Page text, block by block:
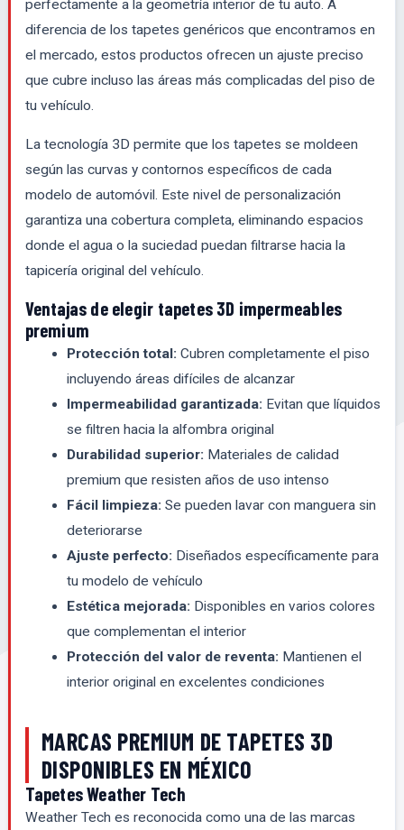
perfectamente a la geometría interior de tu auto. A
diferencia de los tapetes genéricos que encontramos en
el mercado, estos productos ofrecen un ajuste preciso
que cubre incluso las áreas más complicadas del piso de
tu vehículo.
La tecnología 3D permite que los tapetes se moldeen
según las curvas y contornos específicos de cada
modelo de automóvil. Este nivel de personalización
garantiza una cobertura completa, eliminando espacios
donde el agua o la suciedad puedan filtrarse hacia la
tapicería original del vehículo.
Ventajas de elegir tapetes 3D impermeables
premium
Protección total: Cubren completamente el piso
incluyendo áreas difíciles de alcanzar
Impermeabilidad garantizada: Evitan que líquidos
se filtren hacia la alfombra original
Durabilidad superior: Materiales de calidad
premium que resisten años de uso intenso
Fácil limpieza: Se pueden lavar con manguera sin
deteriorarse
Ajuste perfecto: Diseñados específicamente para
tu modelo de vehículo
Estética mejorada: Disponibles en varios colores
que complementan el interior
Protección del valor de reventa: Mantienen el
interior original en excelentes condiciones
MARCAS PREMIUM DE TAPETES 3D
DISPONIBLES EN MÉXICO
Tapetes Weather Tech
Weather Tech es reconocida como una de las marcas